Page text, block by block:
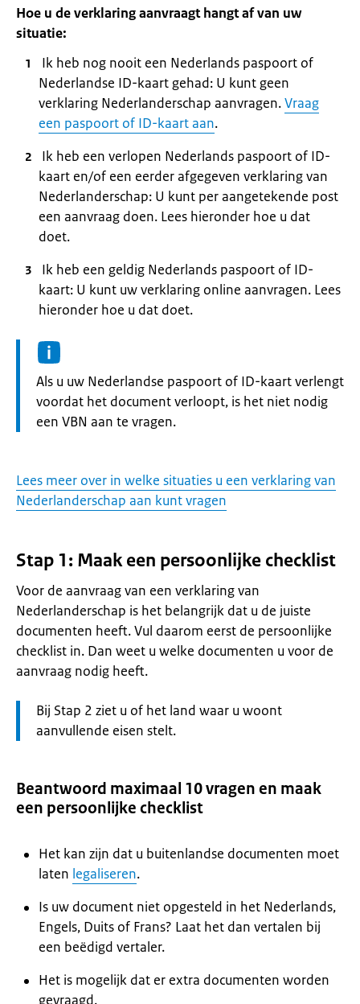
Hoe u de verklaring aanvraagt hangt af van uw
situatie:
Ik heb nog nooit een Nederlands paspoort of
Nederlandse ID-kaart gehad: U kunt geen
verklaring Nederlanderschap aanvragen.Vraag
een paspoort of ID-kaart aan.
Ik heb een verlopen Nederlands paspoort of ID-
kaart en/of een eerder afgegeven verklaring van
Nederlanderschap: U kunt per aangetekende post
een aanvraag doen. Lees hieronder hoe u dat
doet.
Ik heb een geldig Nederlands paspoort of ID-
kaart: U kunt uw verklaring online aanvragen. Lees
hieronder hoe u dat doet.
Informatie:
Als u uw Nederlandse paspoort of ID-kaart verlengt
voordat het document verloopt, is het niet nodig
een VBN aan te vragen.
Lees meer over in welke situaties u een verklaring van
Nederlanderschap aan kunt vragen
Stap 1: Maak een persoonlijke checklist
Voor de aanvraag van een verklaring van
Nederlanderschap is het belangrijk dat u de juiste
documenten heeft. Vul daarom eerst de persoonlijke
checklist in. Dan weet u welke documenten u voor de
aanvraag nodig heeft.
Let
op:
Bij Stap 2 ziet u of het land waar u woont
aanvullende eisen stelt.
Beantwoord maximaal 10 vragen en maak
een persoonlijke checklist
Het kan zijn dat u buitenlandse documenten moet
laten legaliseren.
Is uw document niet opgesteld in het Nederlands,
Engels, Duits of Frans? Laat het dan vertalen bij
een beëdigd vertaler.
Het is mogelijk dat er extra documenten worden
gevraagd.